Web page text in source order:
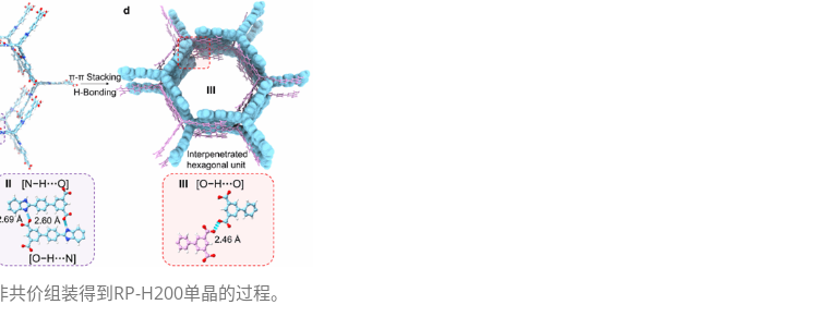
共价组装得到RP-H200单晶的过程。